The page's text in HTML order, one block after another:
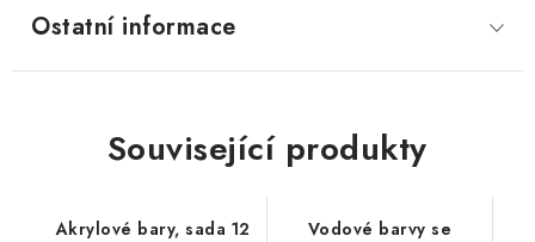
Ostatní informace
Související produkty
Akrylové bary, sada 12
Vodové barvy se